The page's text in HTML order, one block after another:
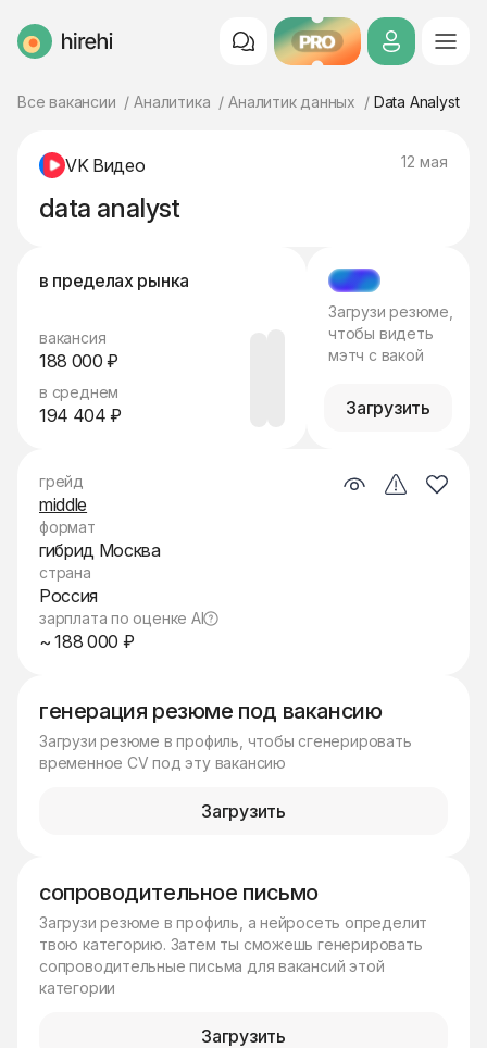
HireHi PRO
Все вакансии Аналитика Аналитик данных Data Analyst
VK Видео 12 мая
data analyst
в пределах рынка
вакансия
188 000 ₽
в среднем
194 404 ₽
МЭТЧ
Загрузи резюме,
чтобы видеть
мэтч с вакой
Загрузить
генерация резюме под вакансию
Загрузи резюме в профиль, чтобы сгенерировать
временное CV под эту вакансию
Загрузить
сопроводительное письмо
Загрузи резюме в профиль, а нейросеть определит
твою категорию. Затем ты сможешь генерировать
сопроводительные письма для вакансий этой
категории
Загрузить
грейд
middle
формат
гибрид Москва
страна
Россия
зарплата по оценке AI
~ 188 000 ₽